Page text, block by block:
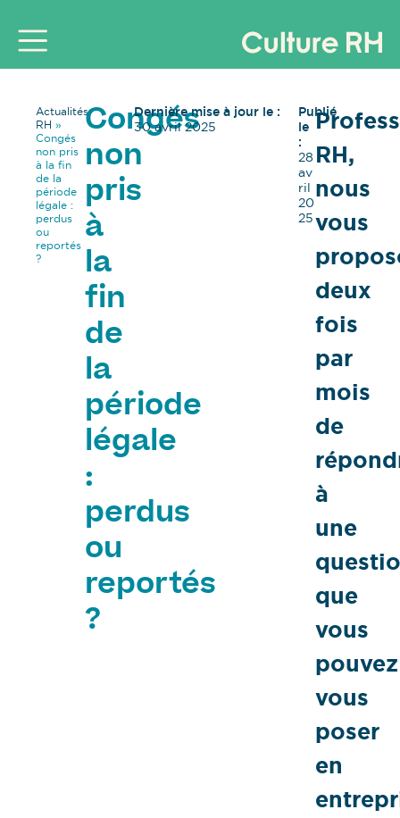
Actualités
RH »
Congés
non pris
à la fin
de la
période
légale :
perdus
ou
reportés
?
Congés
non
pris
à
la
fin
de
la
période
légale
:
perdus
ou
reportés
?
Dernière mise à jour le :
30 avril 2025
Publié
le
:
28
av
ril
20
25
RH,
nous
vous
deux
fois
par
mois
de
à
une
que
vous
pouvez
vous
poser
en